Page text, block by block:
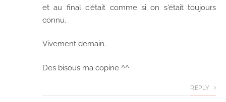
et au final c'était comme si on s'était toujours
connu.
Vivement demain.
Des bisous ma copine ^^
REPLY